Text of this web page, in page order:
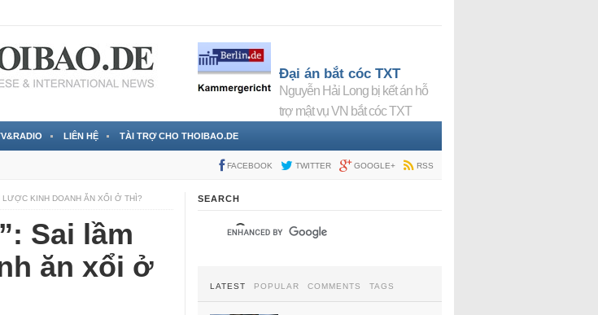
Đại án bắt cóc TXT
Nguyễn Hải Long bị kết án hỗ
trợ mật vụ VN bắt cóc TXT
LIÊN HỆ TÀI TRỢ CHO THOIBAO.DE
FACEBOOK TWITTER GOOGLE+ RSS
LƯỢC KINH DOANH ĂN XỔI Ở THÌ?
Sai lầm
ăn xổi ở
SEARCH
LATEST POPULAR COMMENTS TAGS